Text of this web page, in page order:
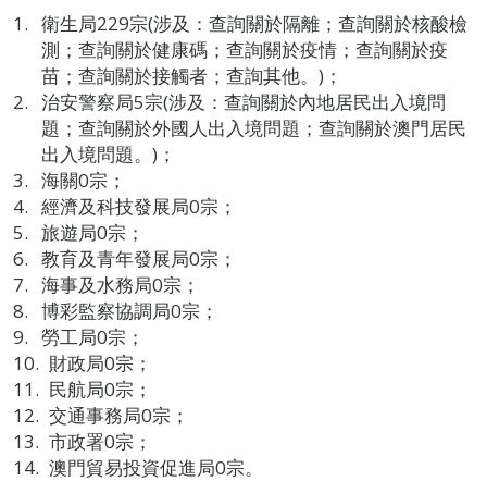
衛生局229宗(涉及：查詢關於隔離；查詢關於核酸檢
測；查詢關於健康碼；查詢關於疫情；查詢關於疫
苗；查詢關於接觸者；查詢其他。)；
治安警察局5宗(涉及：查詢關於內地居民出入境問
題；查詢關於外國人出入境問題；查詢關於澳門居民
出入境問題。)；
海關0宗；
經濟及科技發展局0宗；
旅遊局0宗；
教育及青年發展局0宗；
海事及水務局0宗；
博彩監察協調局0宗；
勞工局0宗；
財政局0宗；
民航局0宗；
交通事務局0宗；
市政署0宗；
澳門貿易投資促進局0宗。